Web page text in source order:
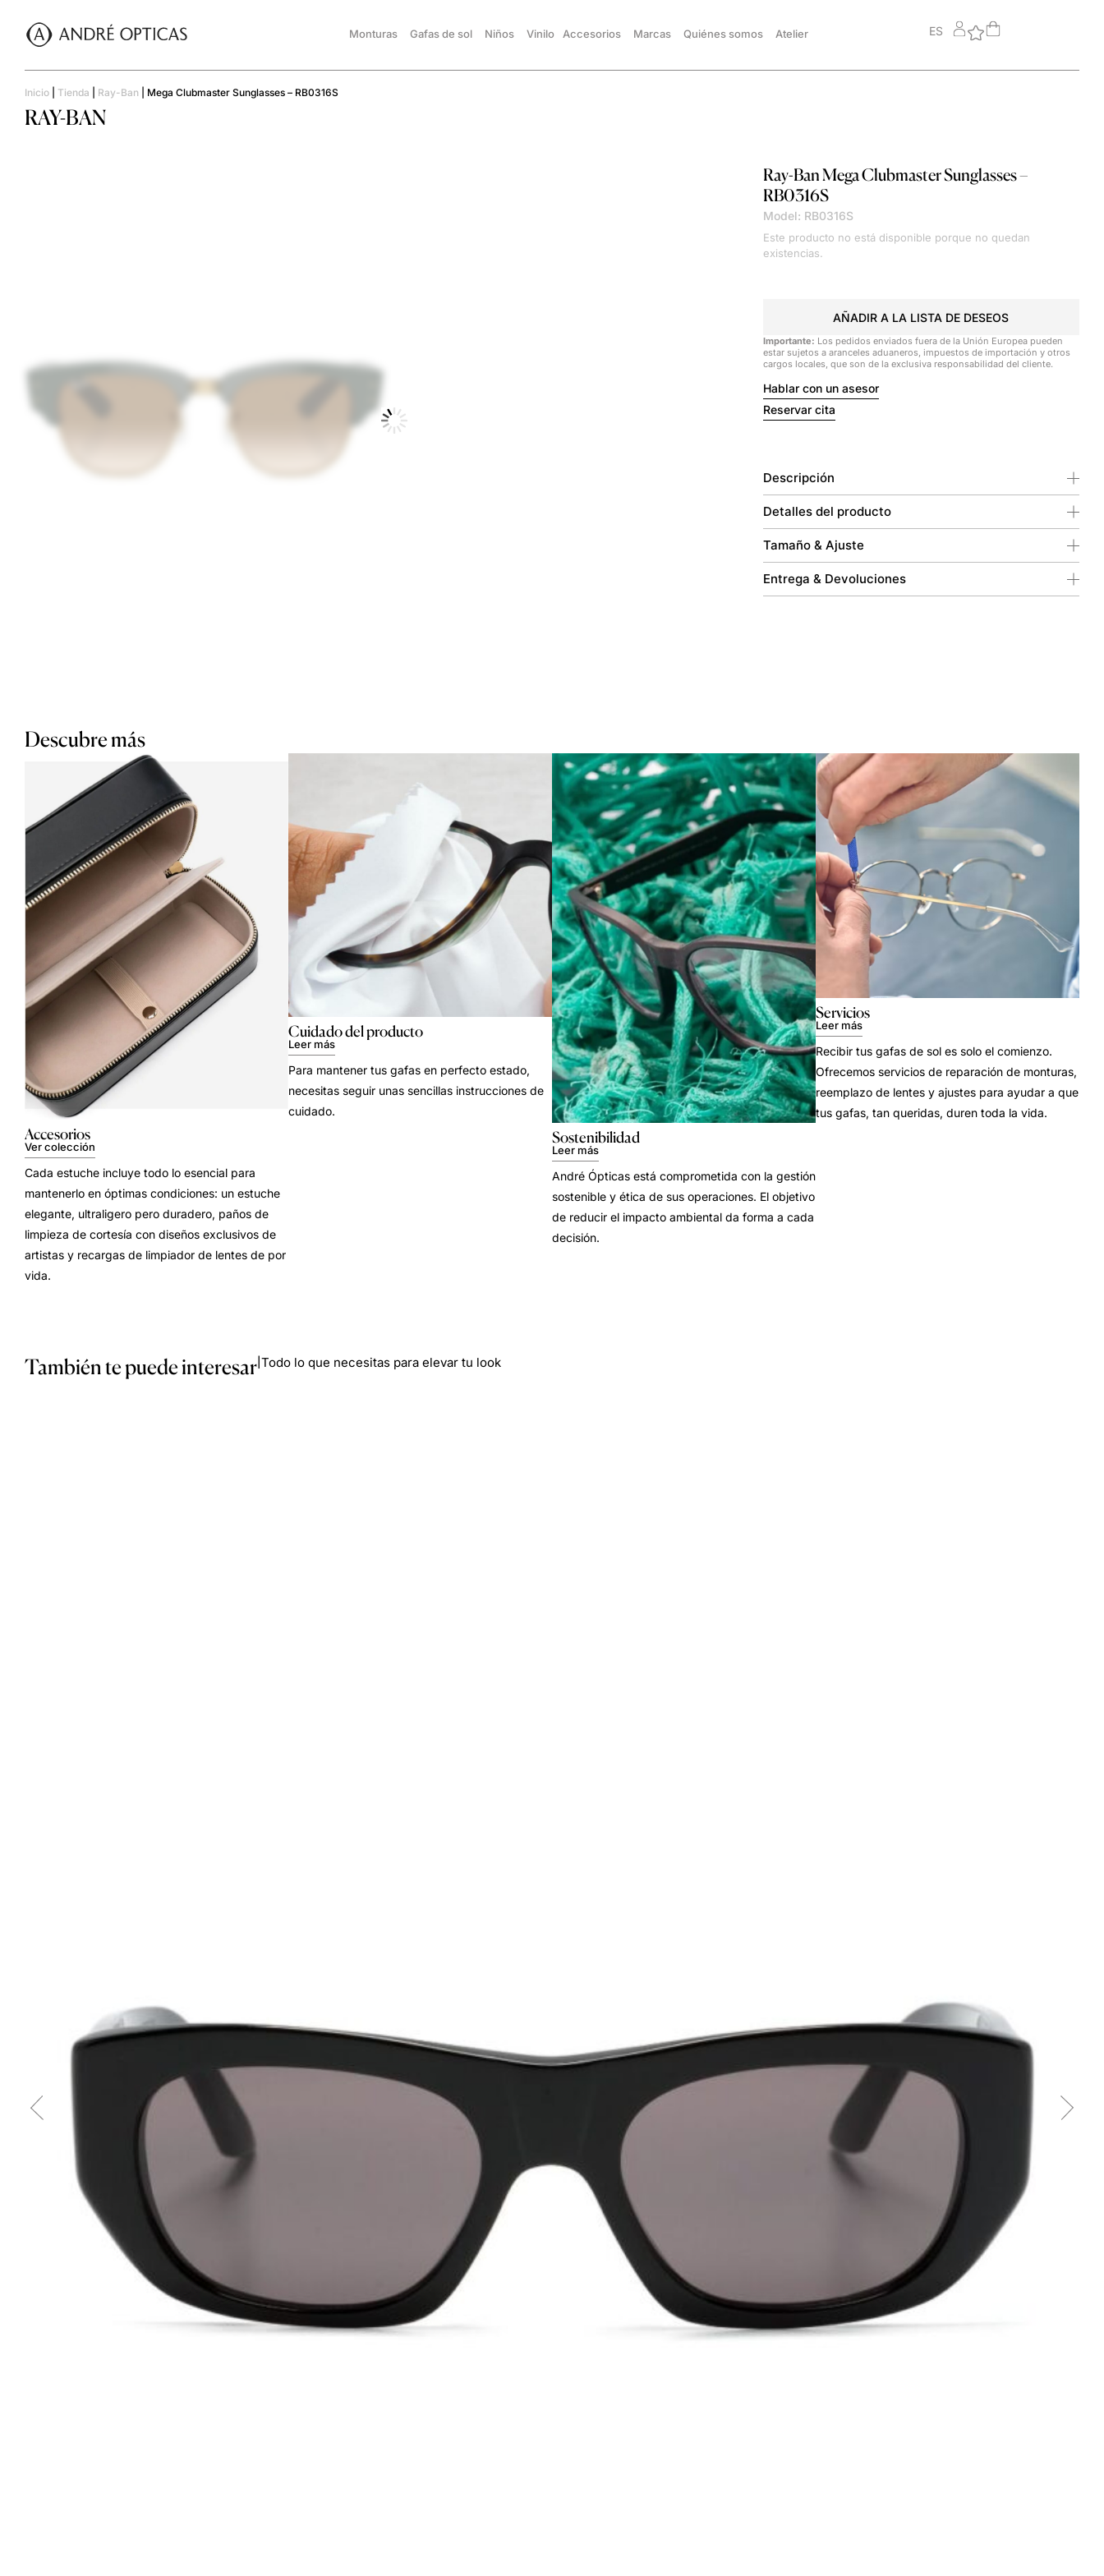
Monturas Gafas de sol Niños Vinilo Accesorios Marcas Quiénes somos Atelier ES
Inicio Tienda Ray-Ban Mega Clubmaster Sunglasses – RB0316S
RAY-BAN
Ray-BanMega Clubmaster Sunglasses –
RB0316S
Model: RB0316S
Este producto no está disponible porque no quedan
existencias.
AÑADIR A LA LISTA DE DESEOS
Importante: Los pedidos enviados fuera de la Unión Europea pueden
estar sujetos a aranceles aduaneros, impuestos de importación y otros
cargos locales, que son de la exclusiva responsabilidad del cliente.
Hablar con un asesor
Reservar cita
Descripción
Detalles del producto
Tamaño & Ajuste
Entrega & Devoluciones
Descubre más
Accesorios
Ver colección
Cada estuche incluye todo lo esencial para
mantenerlo en óptimas condiciones: un estuche
elegante, ultraligero pero duradero, paños de
limpieza de cortesía con diseños exclusivos de
artistas y recargas de limpiador de lentes de por
vida.
Cuidado del producto
Leer más
Para mantener tus gafas en perfecto estado,
necesitas seguir unas sencillas instrucciones de
cuidado.
Sostenibilidad
Leer más
André Ópticas está comprometida con la gestión
sostenible y ética de sus operaciones. El objetivo
de reducir el impacto ambiental da forma a cada
decisión.
Servicios
Leer más
Recibir tus gafas de sol es solo el comienzo.
Ofrecemos servicios de reparación de monturas,
reemplazo de lentes y ajustes para ayudar a que
tus gafas, tan queridas, duren toda la vida.
También te puede interesar Todo lo que necesitas para elevar tu look